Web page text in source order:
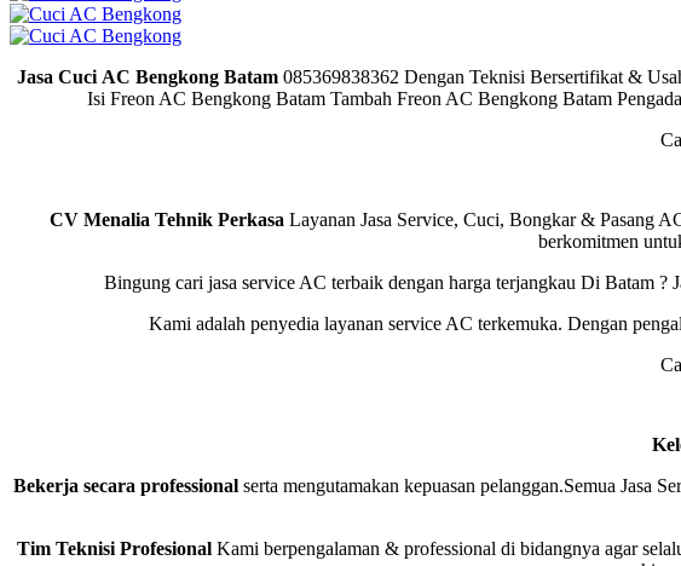
Jasa Cuci AC Bengkong Batam 085369838362 Dengan Teknisi Bersertifikat &
Isi Freon AC Bengkong Batam Tambah Freon AC Bengkong Batam
CV Menalia Tehnik Perkasa Layanan Jasa Service, Cuci, Bongkar & Pasang
berkomitmen
Bingung cari jasa service AC terbaik dengan harga terjangkau Di Batam
Kami adalah penyedia layanan service AC terkemuka. Dengan
Bekerja secara professionalserta mengutamakan kepuasan pelanggan.Semua Jasa
Tim Teknisi Profesional Kami berpengalaman & professional di bidangnya agar